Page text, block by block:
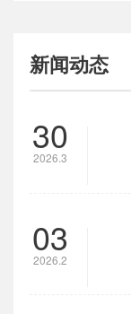
新闻动态
30
2026.3
03
2026.2